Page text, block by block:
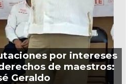
por intereses
de maestros:
Geraldo